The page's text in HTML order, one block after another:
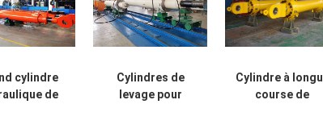
cylindre
de
Cylindres de
levage pour
Cylindre à
course de